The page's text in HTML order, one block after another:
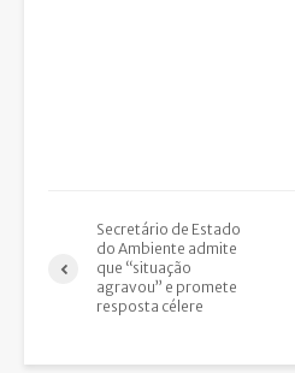
Secretário de Estado
do Ambiente admite
que “situação
agravou” e promete
resposta célere